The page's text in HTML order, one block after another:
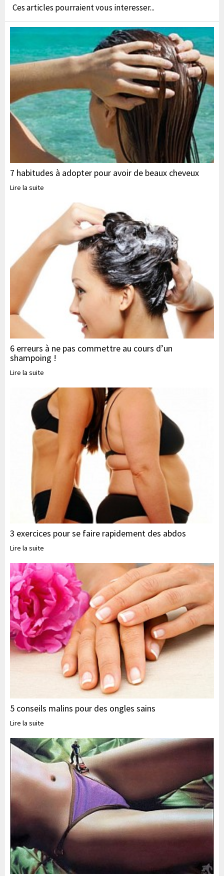
Ces articles pourraient vous interesser...
7 habitudes à adopter pour avoir de beaux cheveux
Lire la suite
6 erreurs à ne pas commettre au cours d’un
shampoing !
Lire la suite
3 exercices pour se faire rapidement des abdos
Lire la suite
5 conseils malins pour des ongles sains
Lire la suite